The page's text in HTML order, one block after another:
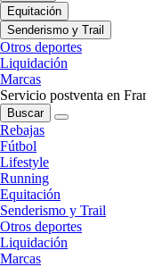
Equitación
Senderismo y Trail
Otros deportes
Liquidación
Marcas
Servicio postventa en
Buscar
Rebajas
Fútbol
Lifestyle
Running
Equitación
Senderismo y Trail
Otros deportes
Liquidación
Marcas